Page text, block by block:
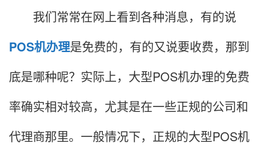
我们常常在网上看到各种消息，有的说
POS机办理是免费的，有的又说要收费，那到
底是哪种呢？实际上，大型POS机办理的免费
率确实相对较高，尤其是在一些正规的公司和
代理商那里。一般情况下，正规的大型POS机